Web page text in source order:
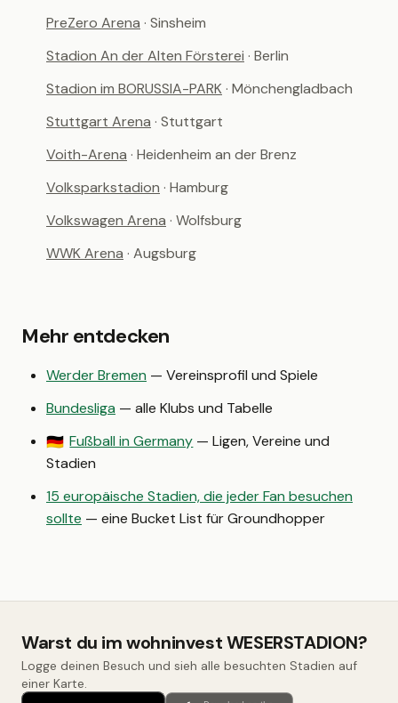
PreZero Arena · Sinsheim
Stadion An der Alten Försterei · Berlin
Stadion im BORUSSIA-PARK· Mönchengladbach
Stuttgart Arena · Stuttgart
Voith-Arena · Heidenheim an der Brenz
Volksparkstadion · Hamburg
Volkswagen Arena · Wolfsburg
WWK Arena · Augsburg
Mehr entdecken
Werder Bremen — Vereinsprofil und Spiele
Bundesliga — alle Klubs und Tabelle
🇩🇪 Fußball in Germany — Ligen, Vereine und
Stadien
15 europäische Stadien, die jeder Fan besuchen
sollte — eine Bucket List für Groundhopper
Warst du im wohninvest WESERSTADION?
Logge deinen Besuch und sieh alle besuchten Stadien auf
einer Karte.